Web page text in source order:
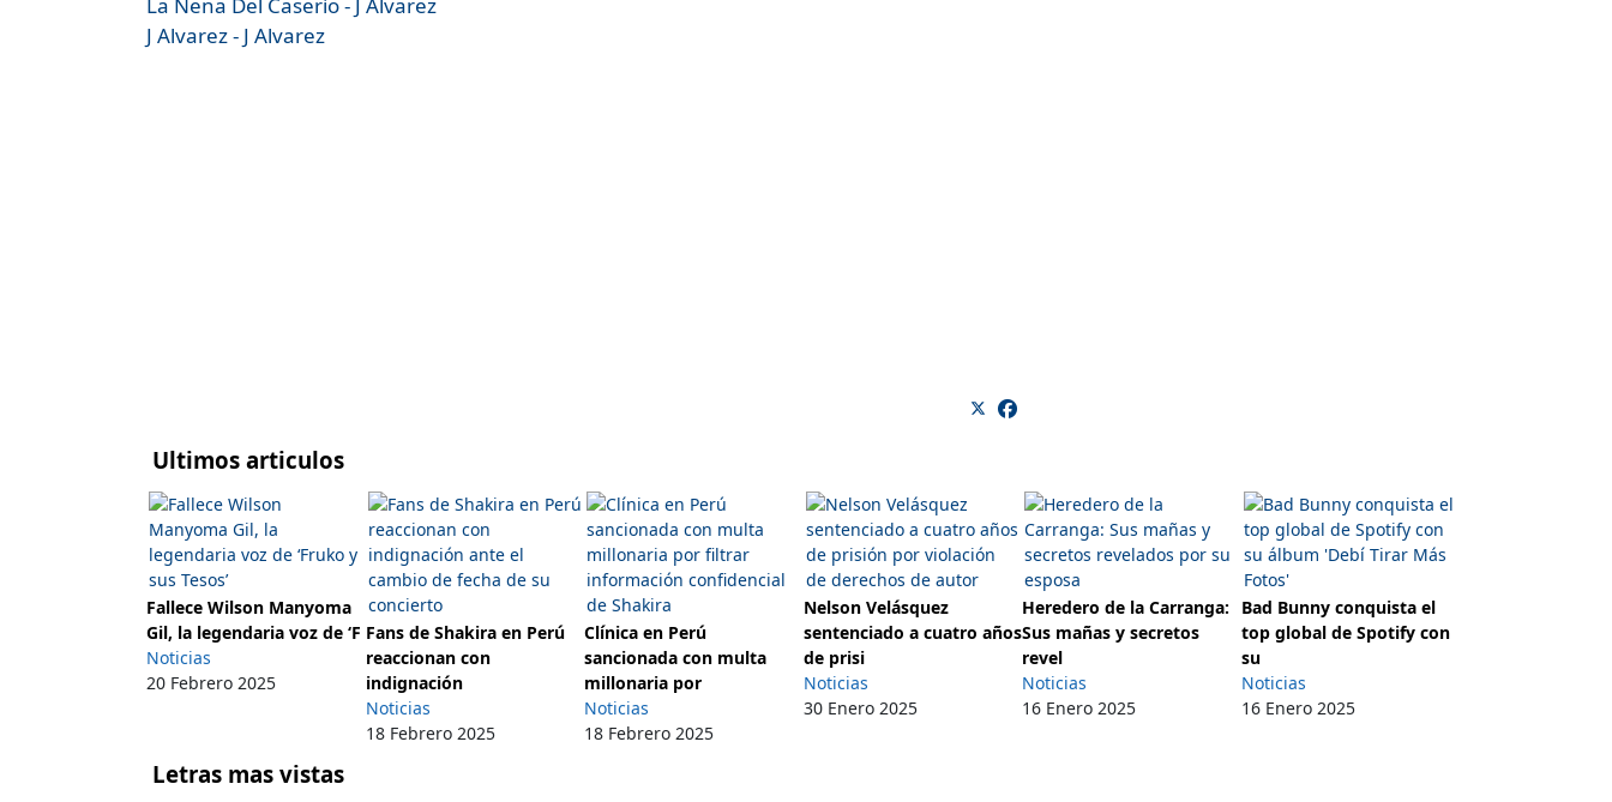
J Alvarez - J Alvarez
Ultimos articulos
Fallece Wilson Manyoma
Gil, la legendaria voz de ‘F
Noticias
20 Febrero 2025
Fans de Shakira en Perú
reaccionan con
indignación
Noticias
18 Febrero 2025
Clínica en Perú
sancionada con multa
millonaria por
Noticias
18 Febrero 2025
Nelson Velásquez
sentenciado a cuatro años
de prisi
Noticias
30 Enero 2025
Heredero de la Carranga:
Sus mañas y secretos
revel
Noticias
16 Enero 2025
Bad Bunny conquista el
top global de Spotify con
su
Noticias
16 Enero 2025
Letras mas vistas